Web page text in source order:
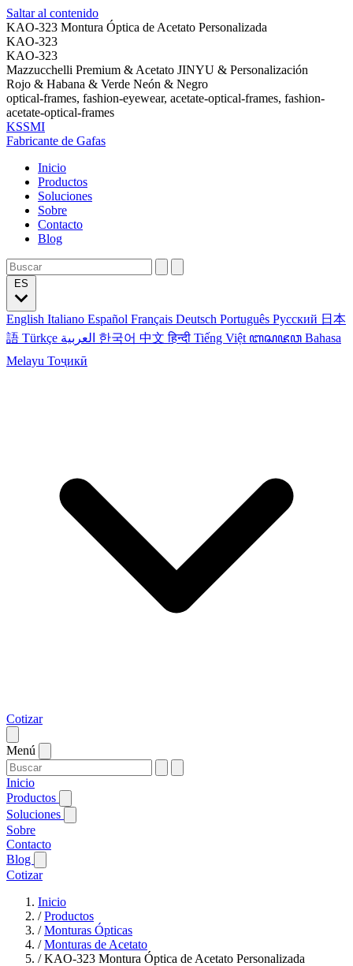
Saltar al contenido
KAO-323 Montura Óptica de Acetato Personalizada
KAO-323
KAO-323
Mazzucchelli Premium & Acetato JINYU & Personalización
Rojo & Habana & Verde Neón & Negro
optical-frames, fashion-eyewear, acetate-optical-frames, fashion-
acetate-optical-frames
KSSMI
Fabricante de Gafas
Inicio
Productos
Soluciones
Sobre
Contacto
Blog
English Italiano Español Français Deutsch Português Русский 日本
語 Türkçe 한국어 中文हिन्दी Tiếng Việt ꦧꦱꦗꦮ Bahasa
Melayu Тоҷикӣ
Cotizar
Menú
Inicio
Productos
Soluciones
Sobre
Contacto
Blog
Cotizar
Inicio
/Productos
/Monturas Ópticas
/Monturas de Acetato
/KAO-323 Montura Óptica de Acetato Personalizada